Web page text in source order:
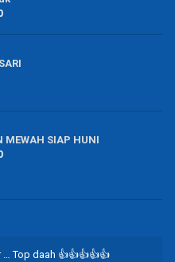
MEWAH SIAP HUNI
Top daah 👍👍👍👍👍